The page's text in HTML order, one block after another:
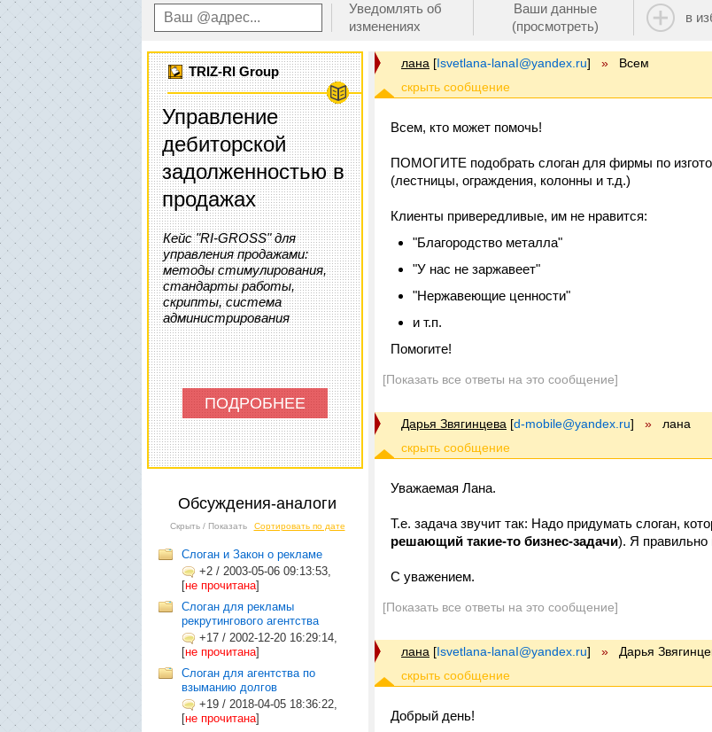
Уведомлять об
изменениях
Ваши данные
(просмотреть)
в
TRIZ-RI Group
Управление
дебиторской
задолженностью в
продажах
Кейс "RI-GROSS" для
управления продажами:
методы стимулирования,
стандарты работы,
скрипты, система
администрирования
ПОДРОБНЕЕ
Обсуждения-аналоги
Скрыть / Показать Сортировать по дате
Слоган и Закон о рекламе
+2 / 2003-05-06 09:13:53,
[не прочитана]
Слоган для рекламы
рекрутингового агентства
+17 / 2002-12-20 16:29:14,
[не прочитана]
Слоган для агентства по
взыманию долгов
+19 / 2018-04-05 18:36:22,
[не прочитана]
лана [Isvetlana-lanaI@yandex.ru] » Всем
Всем, кто может помочь!
ПОМОГИТЕ подобрать слоган для фирмы по
(лестницы, ограждения, колонны и т.д.)
Клиенты привередливые, им не нравится:
"Благородство металла"
"У нас не заржавеет"
"Нержавеющие ценности"
и т.п.
Помогите!
[Показать все ответы на это сообщение]
Дарья Звягинцева [d-mobile@yandex.ru] » лана
Уважаемая Лана.
Т.е. задача звучит так: Надо придумать слоган,
решающий такие-то бизнес-задачи). Я правильно
С уважением.
[Показать все ответы на это сообщение]
лана [Isvetlana-lanaI@yandex.ru] » Дарья
Добрый день!